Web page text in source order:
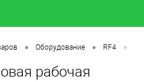
• Оборудование • RF4 •
рабочая